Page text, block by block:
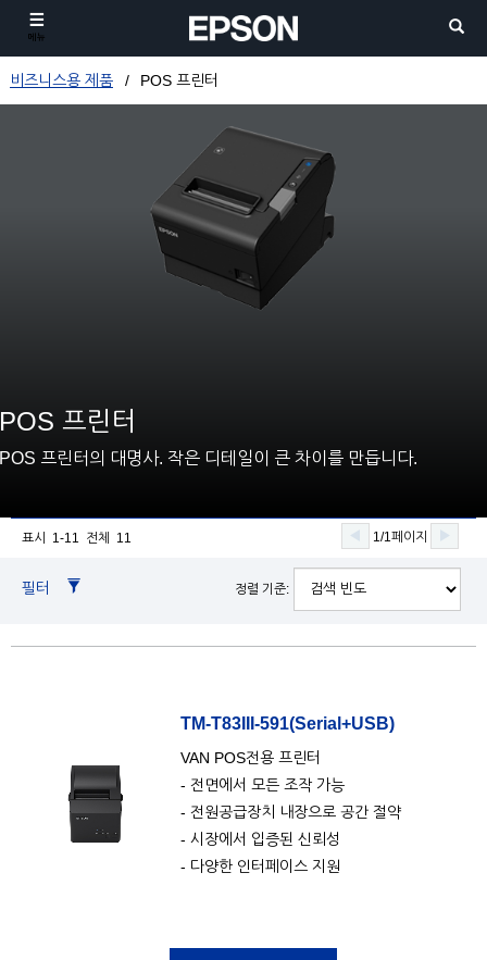
메뉴
비즈니스용 제품 POS 프린터
POS 프린터
POS 프린터의 대명사. 작은 디테일이 큰 차이를 만듭니다.
표시 1-11 전체 11 1/1페이지
필터 정렬 기준:
TM-T83III-591(Serial+USB)
VAN POS전용 프린터
- 전면에서 모든 조작 가능
- 전원공급장치 내장으로 공간 절약
- 시장에서 입증된 신뢰성
- 다양한 인터페이스 지원